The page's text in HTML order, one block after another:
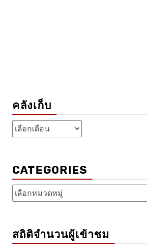
คลังเก็บ
คลัง
เก็บ
CATEGORIES
Categories
สถิติจำนวนผู้เข้าชม